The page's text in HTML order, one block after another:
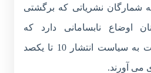
شمارگان نشریاتی که برگشتی
اوضاع نابسامانی دارد که
منتشرکنندگان مطبوعات به سیاست انتشار 10 تا یکصد
می آورند.